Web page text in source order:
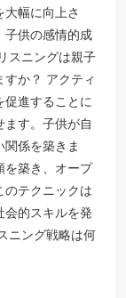
幅に向上さ
子供の感情的成
スニングは親子
か？ アクティ
促進することに
す。子供が自
係を築きま
を築き、オープ
のテクニックは
的スキルを発
ニング戦略は何